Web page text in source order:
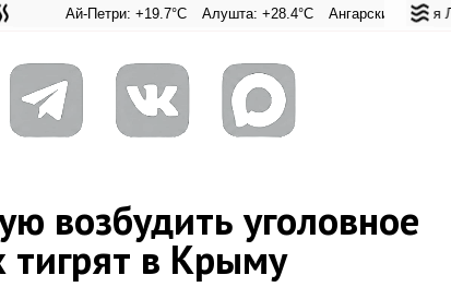
Адмиральская Лагуна:
Ай-Петри: +19.7°C Алушта: +28.4°C Ангарский перевал: +21.1°C
возбудить уголовное
тигрят в Крыму